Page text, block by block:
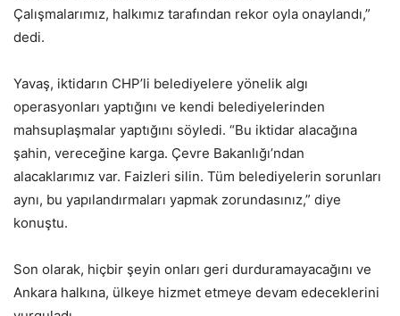
Çalışmalarımız, halkımız tarafından rekor oyla onaylandı,”
dedi.
Yavaş, iktidarın CHP’li belediyelere yönelik algı
operasyonları yaptığını ve kendi belediyelerinden
mahsuplaşmalar yaptığını söyledi. “Bu iktidar alacağına
şahin, vereceğine karga. Çevre Bakanlığı’ndan
alacaklarımız var. Faizleri silin. Tüm belediyelerin sorunları
aynı, bu yapılandırmaları yapmak zorundasınız,” diye
konuştu.
Son olarak, hiçbir şeyin onları geri durduramayacağını ve
Ankara halkına, ülkeye hizmet etmeye devam edeceklerini